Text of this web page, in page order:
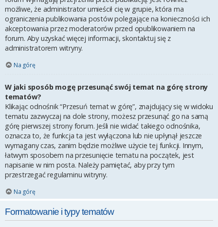
możliwe, że administrator umieścił cię w grupie, która ma
ograniczenia publikowania postów polegające na konieczności ich
akceptowania przez moderatorów przed opublikowaniem na
forum. Aby uzyskać więcej informacji, skontaktuj się z
administratorem witryny.
Na górę
W jaki sposób mogę przesunąć swój temat na górę strony
tematów?
Klikając odnośnik “Przesuń temat w górę”, znajdujący się w widoku
tematu zazwyczaj na dole strony, możesz przesunąć go na samą
górę pierwszej strony forum. Jeśli nie widać takiego odnośnika,
oznacza to, że funkcja ta jest wyłączona lub nie upłynął jeszcze
wymagany czas, zanim będzie możliwe użycie tej funkcji. Innym,
łatwym sposobem na przesunięcie tematu na początek, jest
napisanie w nim posta. Należy pamiętać, aby przy tym
przestrzegać regulaminu witryny.
Na górę
Formatowanie i typy tematów